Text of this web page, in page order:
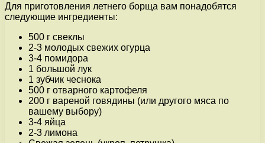
Для приготовления летнего борща вам понадобятся
следующие ингредиенты:
500 г свеклы
2-3 молодых свежих огурца
3-4 помидора
1 большой лук
1 зубчик чеснока
500 г отварного картофеля
200 г вареной говядины (или другого мяса по
вашему выбору)
3-4 яйца
2-3 лимона